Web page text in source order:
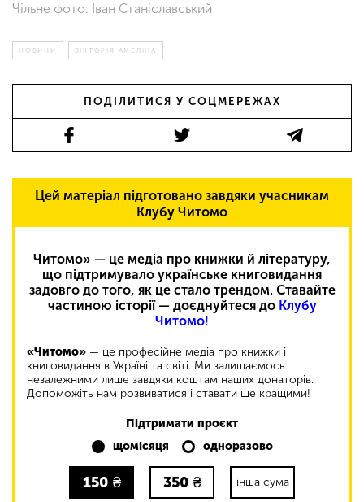
Чільне фото: Іван Станіславський
НОВИНИ ВІКТОРІЯ АМЕЛІНА
ПОДІЛИТИСЯ У СОЦМЕРЕЖАХ
Цей матеріал підготовано завдяки учасникам
Клубу Читомо
Читомо» — це медіа про книжки й літературу,
що підтримувало українське книговидання
задовго до того, як це стало трендом. Ставайте
частиною історії — доєднуйтеся до Клубу
Читомо!
«Читомо» — це професійне медіа про книжки і
книговидання в Україні та світі. Ми залишаємось
незалежними лише завдяки коштам наших донаторів.
Допоможіть нам розвиватися і ставати ще кращими!
Підтримати проєкт
щомісяця
одноразово
150 ₴ 350 ₴ інша сума